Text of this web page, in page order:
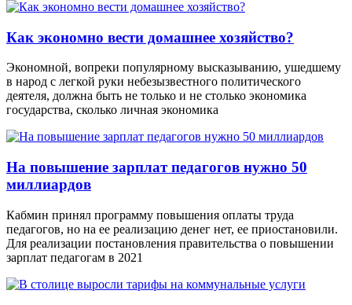
Как экономно вести домашнее хозяйство?
Экономной, вопреки популярному высказыванию, ушедшему
в народ с легкой руки небезызвестного политического
деятеля, должна быть не только и не столько экономика
государства, сколько личная экономика
На повышение зарплат педагогов нужно 50
миллиардов
Кабмин принял программу повышения оплаты труда
педагогов, но на ее реализацию денег нет, ее приостановили.
Для реализации постановления правительства о повышении
зарплат педагогам в 2021